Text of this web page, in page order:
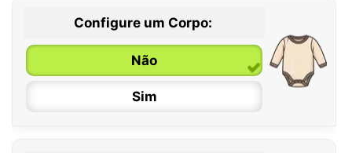
Configure um Corpo:
Não
Sim